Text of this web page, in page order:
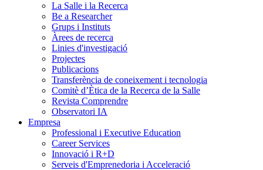
La Salle i la Recerca
Be a Researcher
Grups i Instituts
Àrees de recerca
Linies d'investigació
Projectes
Publicacions
Transferència de coneixement i tecnologia
Comitè d’Ètica de la Recerca de la Salle
Revista Comprendre
Observatori IA
Empresa
Professional i Executive Education
Career Services
Innovació i R+D
Serveis d'Emprenedoria i Acceleració